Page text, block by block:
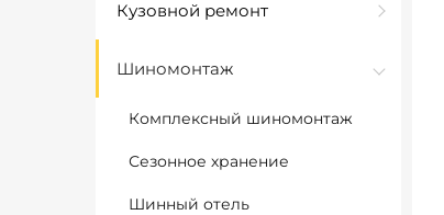
Кузовной ремонт
Шиномонтаж
Комплексный шиномонтаж
Сезонное хранение
Шинный отель